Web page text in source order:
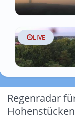
LIVE
Regenradar